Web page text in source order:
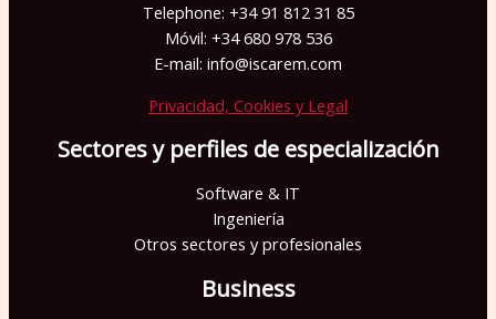
Telephone: +34 91 812 31 85
Móvil: +34 680 978 536
E-mail: info@iscarem.com
Privacidad, Cookies y Legal
Sectores y perfiles de especialización
Software & IT
Ingeniería
Otros sectores y profesionales
Business